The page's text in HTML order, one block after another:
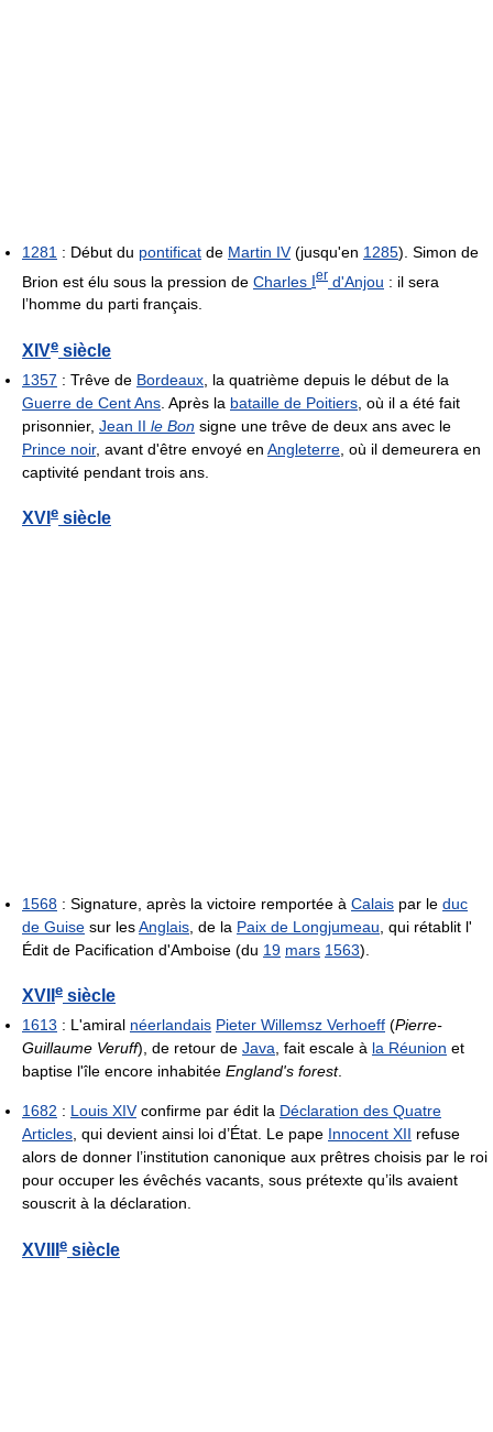
1281 : Début du pontificat de Martin IV(jusqu'en 1285). Simon de
Brion est élu sous la pression de Charles Ier d'Anjou : il sera
l’homme du parti français.
XIVe siècle
1357 : Trêve de Bordeaux , la quatrième depuis le début de la
Guerre de Cent Ans . Après la bataille de Poitiers , où il a été fait
prisonnier, Jean II le Bon signe une trêve de deux ans avec le
Prince noir, avant d'être envoyé en Angleterre , où il demeurera en
captivité pendant trois ans.
XVI e siècle
1568 : Signature, après la victoire remportée à Calais par le duc
de Guise sur lesAnglais , de la Paix de Longjumeau , qui rétablit l'
Édit de Pacification d'Amboise (du 19 mars 1563).
XVII e siècle
1613 : L'amiral néerlandais Pieter Willemsz Verhoeff (Pierre-
Guillaume Veruff), de retour de Java, fait escale à la Réunion et
baptise l'île encore inhabitée England's forest.
1682 : Louis XIVconfirme par édit la Déclaration des Quatre
Articles, qui devient ainsi loi d’État. Le pape Innocent XII refuse
alors de donner l’institution canonique aux prêtres choisis par le roi
pour occuper les évêchés vacants, sous prétexte qu’ils avaient
souscrit à la déclaration.
XVIII e siècle